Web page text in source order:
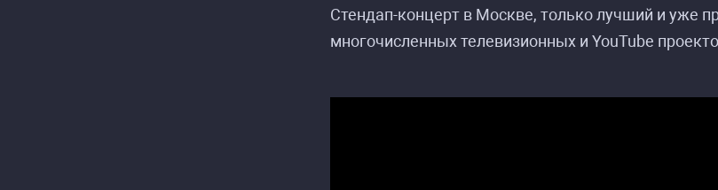
Стендап-концерт в Москве, только лучший и уже
многочисленных телевизионных и YouTube